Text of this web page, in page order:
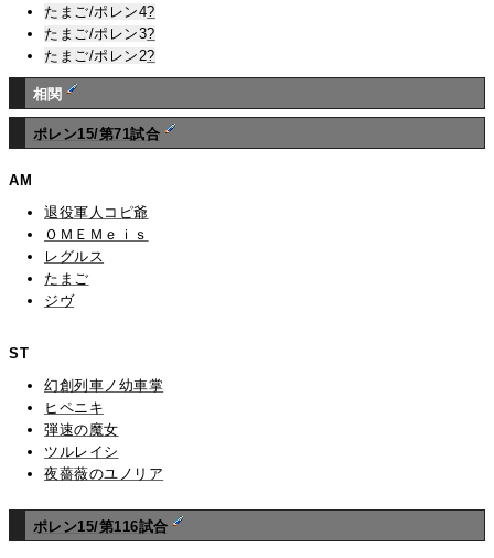
たまご/ポレン4?
たまご/ポレン3?
たまご/ポレン2?
相関
ポレン15/第71試合
AM
退役軍人コピ爺
ＯＭＥＭｅｉｓ
レグルス
たまご
ジヴ
ST
幻創列車ノ幼車掌
ヒペニキ
弾速の魔女
ツルレイシ
夜薔薇のユノリア
ポレン15/第116試合